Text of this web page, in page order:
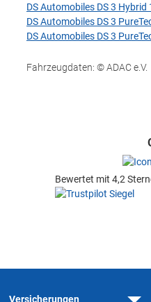
DS Automobiles DS 3 Hybrid
DS Automobiles DS 3
DS Automobiles DS 3
Fahrzeugdaten: © ADAC e.V.
Bewertet mit 4,2
Versicherungen